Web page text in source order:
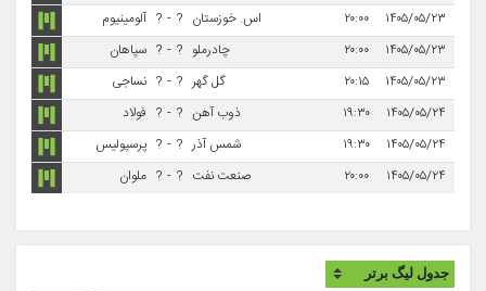
۱۴۰۵/۰۵/۲۳
۲۰:۰۰ اس. خوزستان ?
-
? آلومینیوم
۱۴۰۵/۰۵/۲۳
۲۰:۰۰ چادرملو ?
-
? سپاهان
۱۴۰۵/۰۵/۲۳
۲۰:۱۵ گل گهر ?
-
? نساجی
۱۴۰۵/۰۵/۲۴
۱۹:۳۰ ذوب آهن ?
-
? فولاد
۱۴۰۵/۰۵/۲۴
۱۹:۳۰ شمس آذر ?
-
? پرسپولیس
۱۴۰۵/۰۵/۲۴
۲۰:۰۰ صنعت نفت ?
-
? ملوان